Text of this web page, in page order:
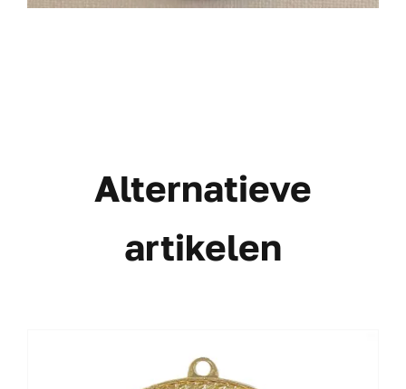
Alternatieve
artikelen